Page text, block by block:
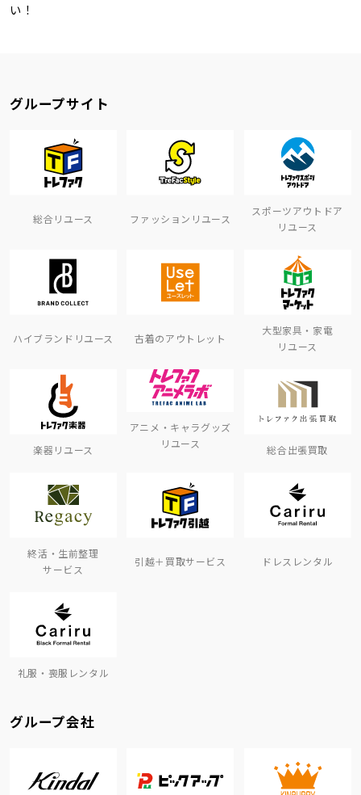
い！
グループサイト
総合リユース ファッションリユース
スポーツアウトドア
リユース
ハイブランドリユース 古着のアウトレット
大型家具・家電
リユース
楽器リユース
アニメ・キャラグッズ
リユース
総合出張買取
終活・生前整理
サービス
引越＋買取サービス ドレスレンタル
礼服・喪服レンタル
グループ会社